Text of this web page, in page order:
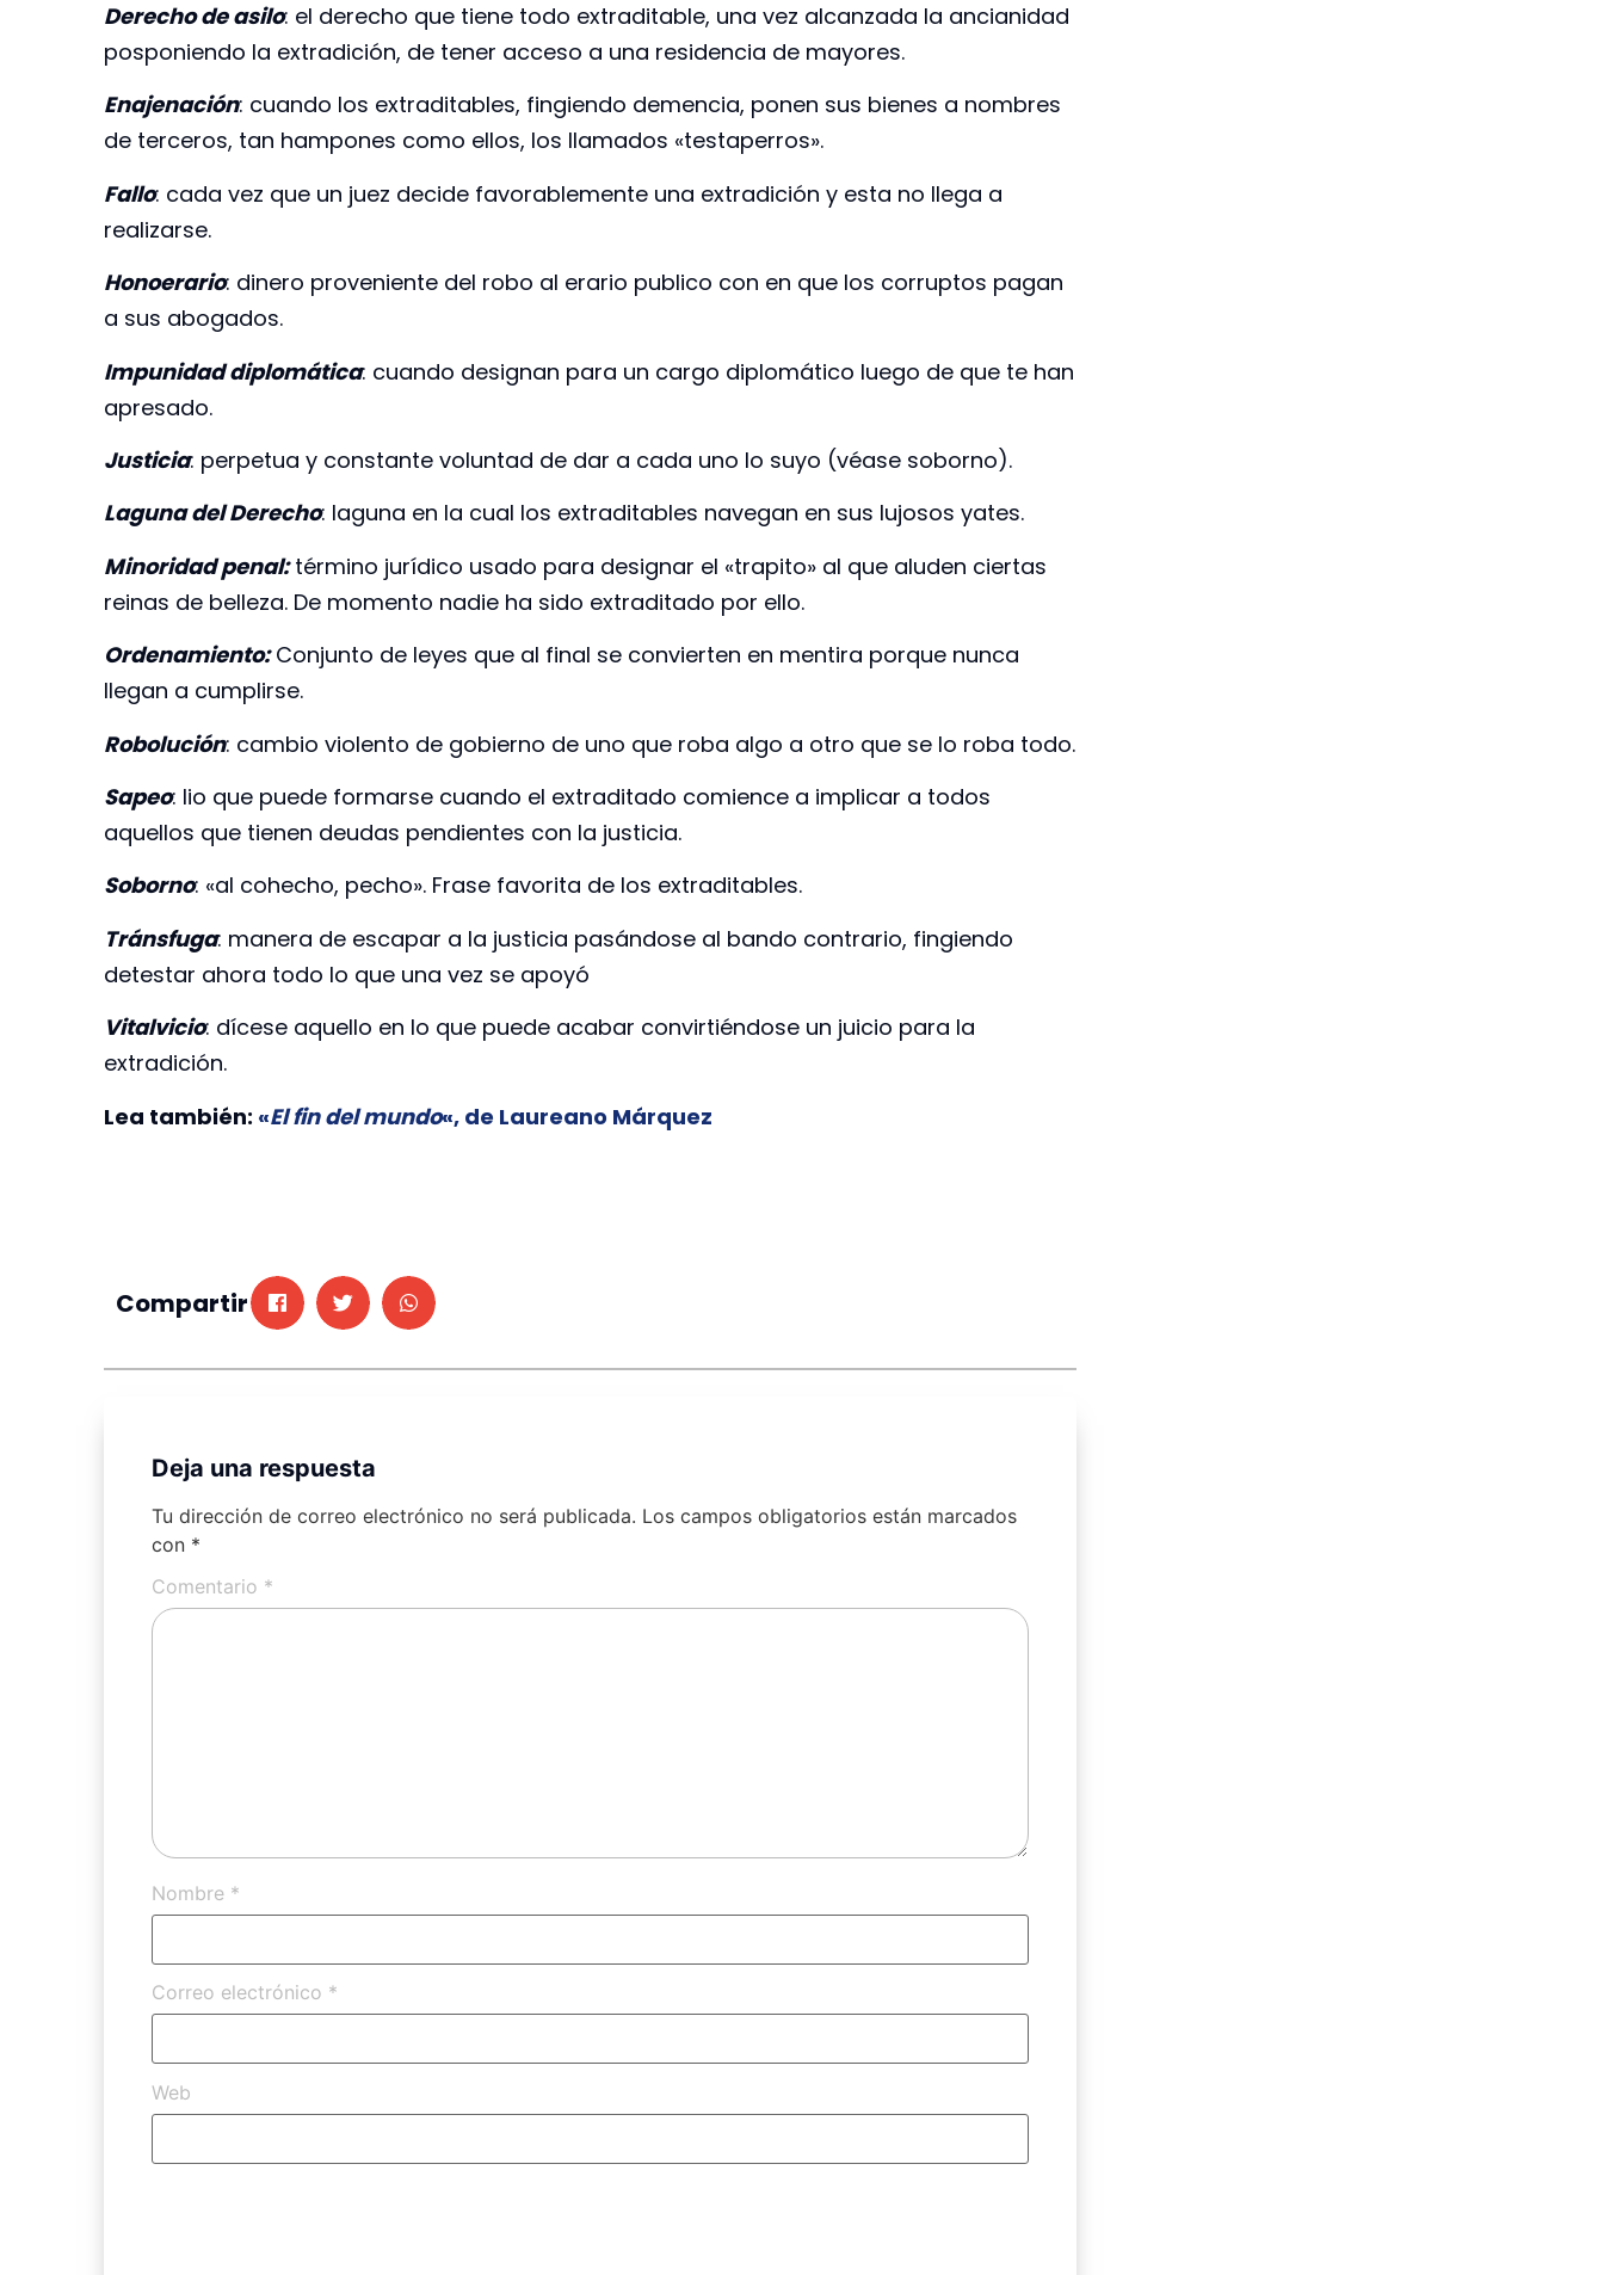
Derecho de asilo: el derecho que tiene todo extraditable, una vez alcanzada la ancianidad
posponiendo la extradición, de tener acceso a una residencia de mayores.
Enajenación: cuando los extraditables, fingiendo demencia, ponen sus bienes a nombres
de terceros, tan hampones como ellos, los llamados «testaperros».
Fallo: cada vez que un juez decide favorablemente una extradición y esta no llega a
realizarse.
Honoerario: dinero proveniente del robo al erario publico con en que los corruptos pagan
a sus abogados.
Impunidad diplomática: cuando designan para un cargo diplomático luego de que te han
apresado.
Justicia: perpetua y constante voluntad de dar a cada uno lo suyo (véase soborno).
Laguna del Derecho: laguna en la cual los extraditables navegan en sus lujosos yates.
Minoridad penal:término jurídico usado para designar el «trapito» al que aluden ciertas
reinas de belleza. De momento nadie ha sido extraditado por ello.
Ordenamiento:Conjunto de leyes que al final se convierten en mentira porque nunca
llegan a cumplirse.
Robolución: cambio violento de gobierno de uno que roba algo a otro que se lo roba todo.
Sapeo: lio que puede formarse cuando el extraditado comience a implicar a todos
aquellos que tienen deudas pendientes con la justicia.
Soborno: «al cohecho, pecho». Frase favorita de los extraditables.
Tránsfuga: manera de escapar a la justicia pasándose al bando contrario, fingiendo
detestar ahora todo lo que una vez se apoyó
Vitalvicio: dícese aquello en lo que puede acabar convirtiéndose un juicio para la
extradición.
Lea también: «El fin del mundo«, de Laureano Márquez
Compartir
Deja una respuesta
Tu dirección de correo electrónico no será publicada. Los campos obligatorios están marcados
con *
Comentario *
Nombre *
Correo electrónico *
Web